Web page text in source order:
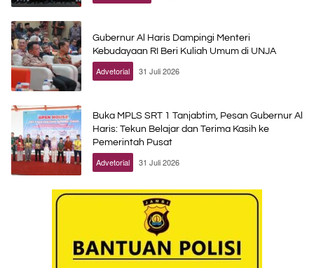
Gubernur Al Haris Dampingi Menteri
Kebudayaan RI Beri Kuliah Umum di UNJA
Advetorial 31 Juli 2026
Buka MPLS SRT 1 Tanjabtim, Pesan Gubernur Al
Haris: Tekun Belajar dan Terima Kasih ke
Pemerintah Pusat
Advetorial 31 Juli 2026